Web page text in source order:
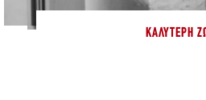
ΚΑΛΎΤΕΡΗ